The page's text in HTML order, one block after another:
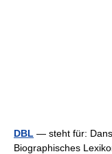
DBL — steht für:
Biographisches